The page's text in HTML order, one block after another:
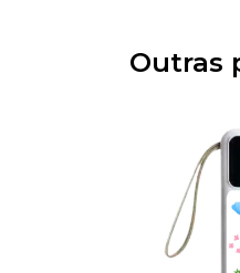
Outras